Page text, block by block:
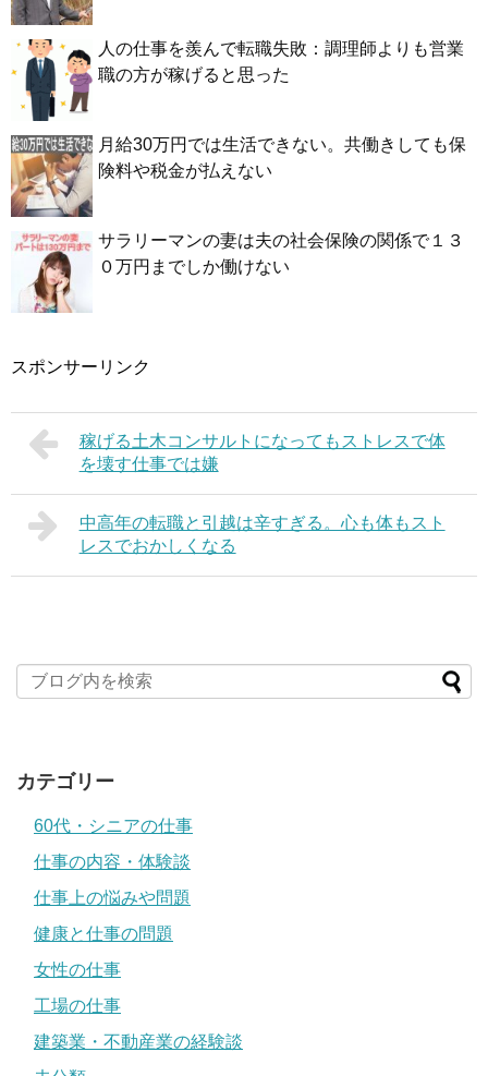
人の仕事を羨んで転職失敗：調理師よりも営業
職の方が稼げると思った
月給30万円では生活できない。共働きしても保
険料や税金が払えない
サラリーマンの妻は夫の社会保険の関係で１３
０万円までしか働けない
スポンサーリンク
稼げる土木コンサルトになってもストレスで体
を壊す仕事では嫌
中高年の転職と引越は辛すぎる。心も体もスト
レスでおかしくなる
カテゴリー
60代・シニアの仕事
仕事の内容・体験談
仕事上の悩みや問題
健康と仕事の問題
女性の仕事
工場の仕事
建築業・不動産業の経験談